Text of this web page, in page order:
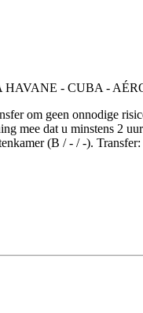
om geen onnodige
mee dat u minstens 2
(B / - / -).